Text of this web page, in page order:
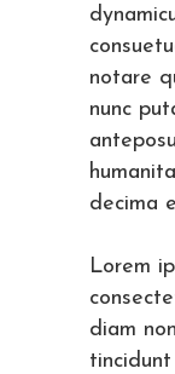
notare
nunc
decima
Lorem
diam